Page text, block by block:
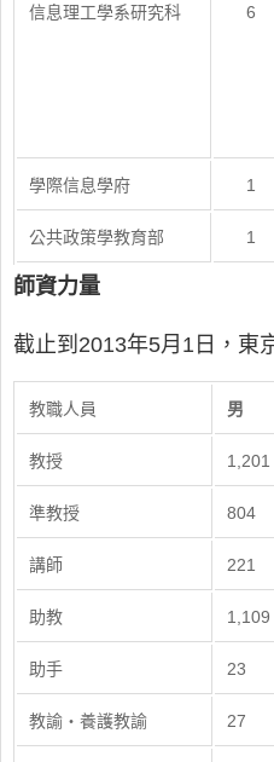
信息理工學系研究科 6
學際信息學府 1
公共政策學教育部 1
師資力量
截止到2013年5月1日，東
教職人員 男
教授 1,201
準教授 804
講師 221
助教 1,109
助手 23
教諭・養護教諭 27